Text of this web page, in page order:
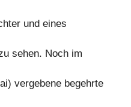
und eines
sehen. Noch im
vergebene begehrte